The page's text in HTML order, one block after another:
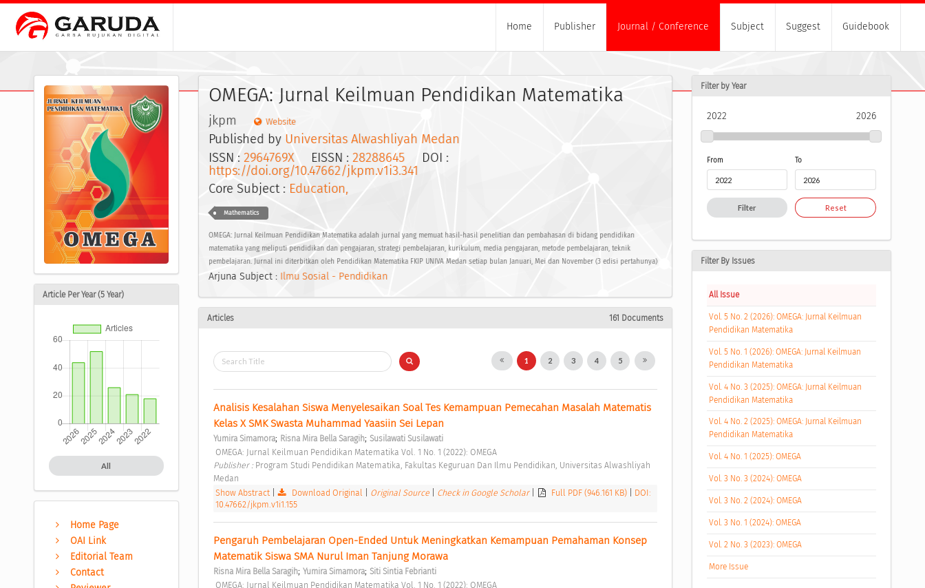
Home Publisher Journal / Conference Subject Suggest Guidebook
Article Per Year (5 Year)
All
Home Page
OAI Link
Editorial Team
Contact
OMEGA: Jurnal Keilmuan Pendidikan Matematika
jkpm Website
Published by Universitas Alwashliyah Medan
ISSN : 2964769XEISSN : 28288645DOI :
https://doi.org/10.47662/jkpm.v1i3.341
Core Subject : Education,
Mathematics
OMEGA: Jurnal Keilmuan Pendidikan Matematika adalah jurnal yang memuat hasil-hasil penelitian dan pembahasan di bidang pendidikan
matematika yang meliputi pendidikan dan pengajaran, strategi pembelajaran, kurikulum, media pengajaran, metode pembelajaran, teknik
pembelajaran. Jurnal ini diterbitkan oleh Pendidikan Matematika FKIP UNIVA Medan setiap bulan Januari, Mei dan November (3 edisi pertahunya)
Arjuna Subject : Ilmu Sosial - Pendidikan
Articles 161 Documents
1 2 3 4 5
Analisis Kesalahan Siswa Menyelesaikan Soal Tes Kemampuan Pemecahan Masalah Matematis
Kelas X SMK Swasta Muhammad Yaasiin Sei Lepan
Yumira Simamora; Risna Mira Bella Saragih; Susilawati Susilawati
OMEGA: Jurnal Keilmuan Pendidikan Matematika Vol. 1 No. 1 (2022): OMEGA
Publisher : Program Studi Pendidikan Matematika, Fakultas Keguruan Dan Ilmu Pendidikan, Universitas Alwashliyah
Medan
Show Abstract| Download Original Original Source Check in Google Scholar Full PDF (946.161 KB)
DOI:
10.47662/jkpm.v1i1.155
Pengaruh Pembelajaran Open-Ended Untuk Meningkatkan Kemampuan Pemahaman Konsep
Matematik Siswa SMA Nurul Iman Tanjung Morawa
Risna Mira Bella Saragih; Yumira Simamora; Siti Sintia Febrianti
OMEGA: Jurnal Keilmuan Pendidikan Matematika Vol. 1 No. 1 (2022): OMEGA
Filter by Year
2022 2026
From To
Filter Reset
Filter By Issues
All Issue
Vol. 5 No. 2 (2026): OMEGA: Jurnal Keilmuan
Pendidikan Matematika
Vol. 5 No. 1 (2026): OMEGA: Jurnal Keilmuan
Pendidikan Matematika
Vol. 4 No. 3 (2025): OMEGA: Jurnal Keilmuan
Pendidikan Matematika
Vol. 4 No. 2 (2025): OMEGA: Jurnal Keilmuan
Pendidikan Matematika
Vol. 4 No. 1 (2025): OMEGA
Vol. 3 No. 3 (2024): OMEGA
Vol. 3 No. 2 (2024): OMEGA
Vol. 3 No. 1 (2024): OMEGA
Vol. 2 No. 3 (2023): OMEGA
More Issue